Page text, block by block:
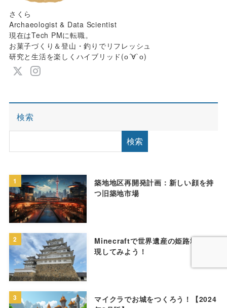
さくら
Archaeologist & Data Scientist
現在はTech PMに転職。
お菓子づくり＆登山・釣りでリフレッシュ
研究と生活を楽しくハイブリッド(о´∀`о)
検索
検索
1
築地地区再開発計画：新しい顔を持
つ旧築地市場
2
Minecraftで世界遺産の姫路城を再
現してみよう！
3
マイクラでお城をつくろう！【2024